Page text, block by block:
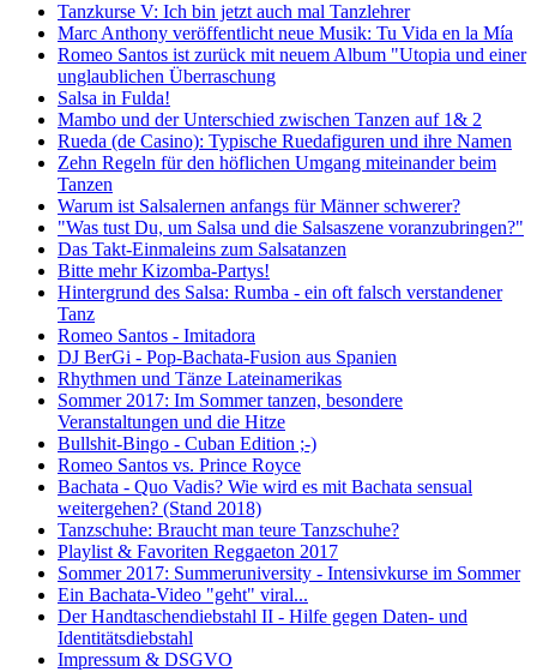
Tanzkurse V: Ich bin jetzt auch mal Tanzlehrer
Marc Anthony veröffentlicht neue Musik: Tu Vida en la Mía
Romeo Santos ist zurück mit neuem Album "Utopia und einer
unglaublichen Überraschung
Salsa in Fulda!
Mambo und der Unterschied zwischen Tanzen auf 1& 2
Rueda (de Casino): Typische Ruedafiguren und ihre Namen
Zehn Regeln für den höflichen Umgang miteinander beim
Tanzen
Warum ist Salsalernen anfangs für Männer schwerer?
"Was tust Du, um Salsa und die Salsaszene voranzubringen?"
Das Takt-Einmaleins zum Salsatanzen
Bitte mehr Kizomba-Partys!
Hintergrund des Salsa: Rumba - ein oft falsch verstandener
Tanz
Romeo Santos - Imitadora
DJ BerGi - Pop-Bachata-Fusion aus Spanien
Rhythmen und Tänze Lateinamerikas
Sommer 2017: Im Sommer tanzen, besondere
Veranstaltungen und die Hitze
Bullshit-Bingo - Cuban Edition ;-)
Romeo Santos vs. Prince Royce
Bachata - Quo Vadis? Wie wird es mit Bachata sensual
weitergehen? (Stand 2018)
Tanzschuhe: Braucht man teure Tanzschuhe?
Playlist & Favoriten Reggaeton 2017
Sommer 2017: Summeruniversity - Intensivkurse im Sommer
Ein Bachata-Video "geht" viral...
Der Handtaschendiebstahl II - Hilfe gegen Daten- und
Identitätsdiebstahl
Impressum & DSGVO